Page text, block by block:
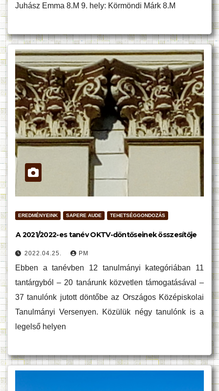
Juhász Emma 8.M 9. hely: Körmöndi Márk 8.M
EREDMÉNYEINK SAPERE AUDE TEHETSÉGGONDOZÁS
A 2021/2022-es tanév OKTV-döntőseinek összesítője
2022.04.25. PM
Ebben a tanévben 12 tanulmányi kategóriában 11
tantárgyból – 20 tanárunk közvetlen támogatásával –
37 tanulónk jutott döntőbe az Országos Középiskolai
Tanulmányi Versenyen. Közülük négy tanulónk is a
legelső helyen